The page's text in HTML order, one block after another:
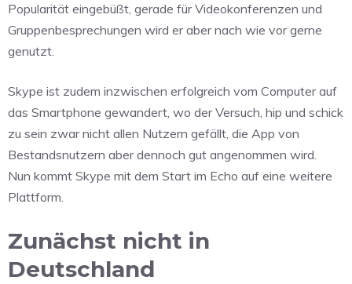
Popularität eingebüßt, gerade für Videokonferenzen und
Gruppenbesprechungen wird er aber nach wie vor gerne
genutzt.
Skype ist zudem inzwischen erfolgreich vom Computer auf
das Smartphone gewandert, wo der Versuch, hip und schick
zu sein zwar nicht allen Nutzern gefällt, die App von
Bestandsnutzern aber dennoch gut angenommen wird.
Nun kommt Skype mit dem Start im Echo auf eine weitere
Plattform.
Zunächst nicht in
Deutschland